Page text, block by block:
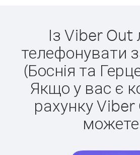
Із Viber Out
телефонувати
(Боснія та
Якщо у вас є
рахунку